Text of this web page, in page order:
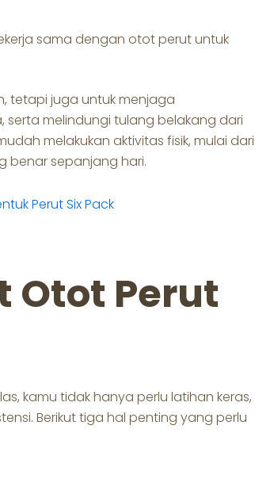
sama dengan otot perut untuk
tetapi juga untuk menjaga
melindungi tulang belakang dari
melakukan aktivitas fisik, mulai dari
benar sepanjang hari.
Perut Six Pack
Otot Perut
kamu tidak hanya perlu latihan keras,
Berikut tiga hal penting yang perlu